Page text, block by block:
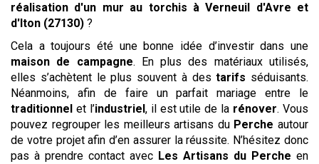
réalisation d'un mur au torchis à Verneuil d'Avre et
d'Iton (27130) ?
Cela a toujours été une bonne idée d’investir dans une
maison de campagne. En plus des matériaux utilisés,
elles s’achètent le plus souvent à destarifs séduisants.
Néanmoins, afin de faire un parfait mariage entre le
traditionnel et l’industriel , il est utile de la rénover. Vous
pouvez regrouper les meilleurs artisans du Perche autour
de votre projet afin d’en assurer la réussite. N’hésitez donc
pas à prendre contact avec Les Artisans du Perche en